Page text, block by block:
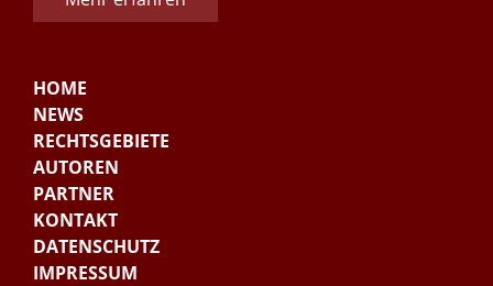
HOME
NEWS
RECHTSGEBIETE
AUTOREN
PARTNER
KONTAKT
DATENSCHUTZ
IMPRESSUM